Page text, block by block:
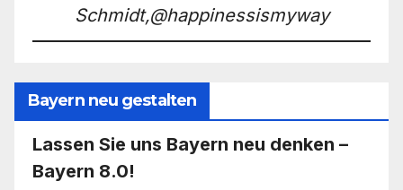
Schmidt,@happinessismyway
Bayern neu gestalten
Lassen Sie uns Bayern neu denken –
Bayern 8.0!